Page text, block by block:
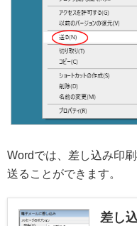
Wordでは、差し込み印
送ることができます。
差し